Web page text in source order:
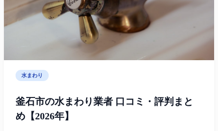
水まわり
釜石市の水まわり業者 口コミ・評判まと
め【2026年】